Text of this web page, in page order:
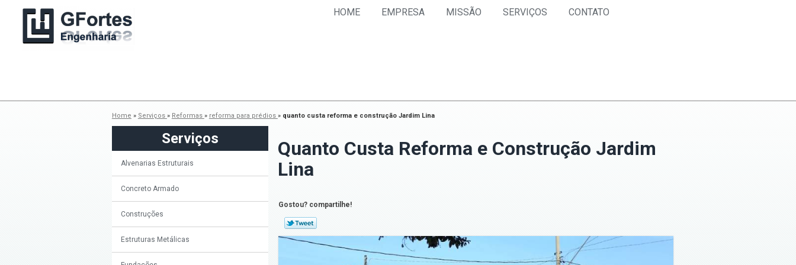
HOME EMPRESA MISSÃO SERVIÇOS CONTATO
Home » Serviços » Reformas » reforma para prédios » quanto custa reforma e construção Jardim Lina
Serviços
Alvenarias Estruturais
Concreto Armado
Construções
Estruturas Metálicas
Quanto Custa Reforma e Construção Jardim
Lina
Gostou? compartilhe!